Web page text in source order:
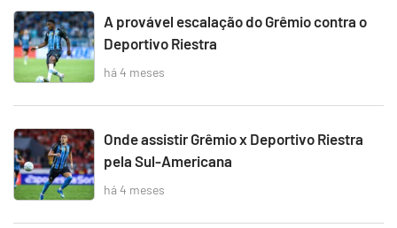
A provável escalação do Grêmio contra o
Deportivo Riestra
há 4 meses
Onde assistir Grêmio x Deportivo Riestra
pela Sul-Americana
há 4 meses